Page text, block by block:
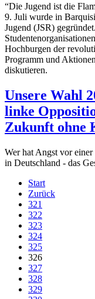
“Die Jugend ist die
9. Juli wurde in
Jugend (JSR)
Hochburgen der
Programm und
diskutieren.
Unsere Wahl
linke
Zukunft ohne
Wer hat Angst vor
in Deutschland - das
Start
Zurück
321
322
323
324
325
326
327
328
329